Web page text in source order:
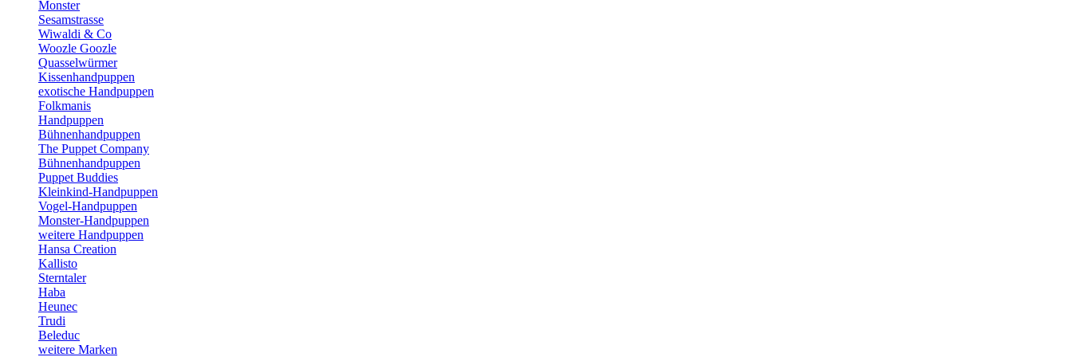
Monster
Sesamstrasse
Wiwaldi & Co
Woozle Goozle
Quasselwürmer
Kissenhandpuppen
exotische Handpuppen
Folkmanis
Handpuppen
Bühnenhandpuppen
The Puppet Company
Bühnenhandpuppen
Puppet Buddies
Kleinkind-Handpuppen
Vogel-Handpuppen
Monster-Handpuppen
weitere Handpuppen
Hansa Creation
Kallisto
Sterntaler
Haba
Heunec
Trudi
Beleduc
weitere Marken